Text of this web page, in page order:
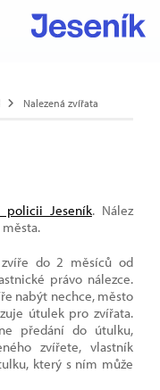
Nalezená zvířata
policii Jeseník. Nález
do 2 měsíců od
právo nálezce.
nabýt nechce, město
útulek pro zvířata.
předání do útulku,
zvířete, vlastník
který s ním může